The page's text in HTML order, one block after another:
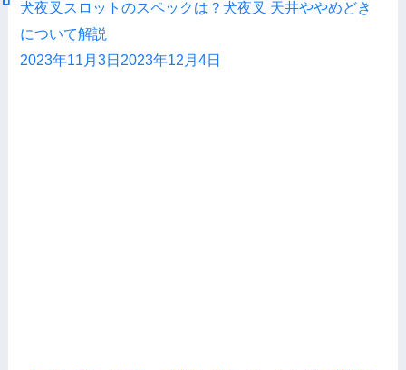
犬夜叉スロットのスペックは？犬夜叉 天井ややめどき
について解説
2023年11月3日 2023年12月4日